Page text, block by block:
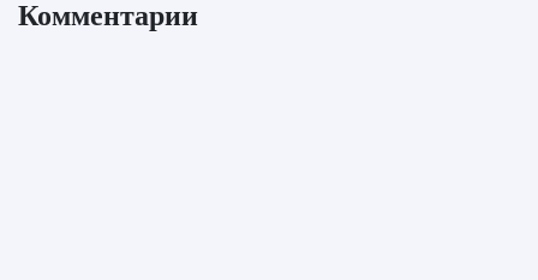
Комментарии